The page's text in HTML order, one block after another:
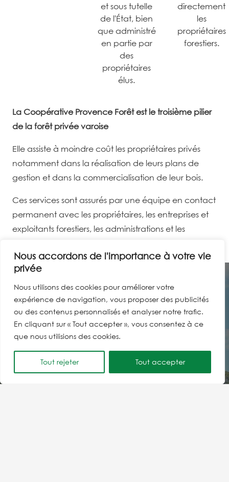
Nous accordons de l'importance à votre vie
privée
Nous utilisons des cookies pour améliorer votre
expérience de navigation, vous proposer des publicités
ou des contenus personnalisés et analyser notre trafic.
En cliquant sur « Tout accepter », vous consentez à ce
que nous utilisions des cookies.
Tout rejeter Tout accepter
et sous tutelle
de l'État, bien
que administré
en partie par
des
propriétaires
élus.
directement
les
propriétaires
forestiers.
La Coopérative Provence Forêt est le troisième pilier
de la forêt privée varoise
Elle assiste à moindre coût les propriétaires privés
notamment dans la réalisation de leurs plans de
gestion et dans la commercialisation de leur bois.
Ces services sont assurés par une équipe en contact
permanent avec les propriétaires, les entreprises et
exploitants forestiers, les administrations et les
Contactez le Syndicat
Fransylva 83